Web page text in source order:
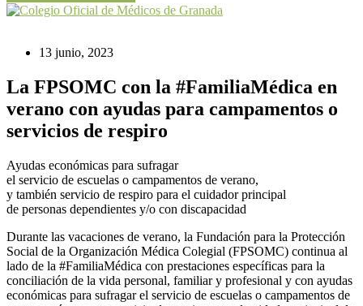
13 junio, 2023
La FPSOMC con la #FamiliaMédica en
verano con ayudas para campamentos o
servicios de respiro
Ayudas económicas para sufragar
el servicio de escuelas o campamentos de verano,
y también servicio de respiro para el cuidador principal
de personas dependientes y/o con discapacidad
Durante las vacaciones de verano, la Fundación para la Protección
Social de la Organización Médica Colegial (FPSOMC) continua al
lado de la #FamiliaMédica con prestaciones específicas para la
conciliación de la vida personal, familiar y profesional y con ayudas
económicas para sufragar el servicio de escuelas o campamentos de